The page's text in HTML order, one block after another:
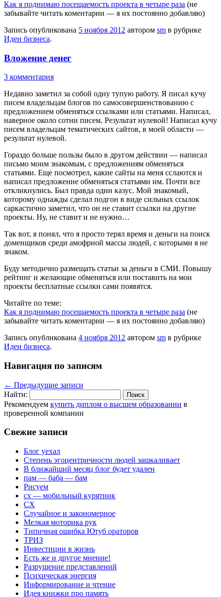
Как я поднимаю посещаемость проекта в четыре раза (не
забывайте читать коментарии — я их постоянно добавляю)
Запись опубликована 5 ноября 2012 автором sm в рубрике
Идеи бизнеса.
Вложение денег
3 комментария
Недавно заметил за собой одну тупую работу. Я писал кучу
писем владельцам блогов по самосовершенствованию с
предложением обменяться ссылками или статьями. Написал,
наверное около сотни писем. Результат нулевой! Написал кучу
писем владельцам тематических сайтов, в моей области —
результат нулевой.
Гораздо больше пользы было в другом действии — написал
письмо моим знакомым, с предложениям обменяться
статьями. Еще посмотрел, какие сайты на меня сслаются и
написал предложение обменяться статьями им. Почти все
откликнулись. Был правда один казус. Мой знакомый,
которому однажды сделал подгон в виде сильных ссылок
саркастично заметил, что он не ставит ссылки на другие
проекты. Ну, не ставит и не нужно…
Так вот, я понял, что я просто терял время и деньги на поиск
доменщиков среди амофрной массы людей, с которыми я не
знаком.
Буду методично размещать статьи за деньги в СМИ. Повышу
рейтинг и желающие обменяться или поставить на мои
проекты бесплатные ссылки сами появятся.
Читайте по теме:
Как я поднимаю посещаемость проекта в четыре раза (не
забывайте читать коментарии — я их постоянно добавляю)
Запись опубликована 4 ноября 2012 автором sm в рубрике
Идеи бизнеса.
Навигация по записям
← Предыдущие записи
Найти:
Рекомендуем купить диплом о высшем образовании в
проверенной компании
Свежие записи
Блог уехал
Степень эгоцентричности людей зашкаливает
В ближайший месяц блог будет удален
пам — баба — бам
Рисуем
сх — мобильный курятник
СХ
Случайное и закономерное
Мелкая моторика рук
Типичная ошибка Ютуб ораторов
ТРИЗ
Инвестиции в жизнь
Есть же и другое мнение!
Разрушение представлений
Психическая энергия
Информирование и чтение
Идея книжки про память